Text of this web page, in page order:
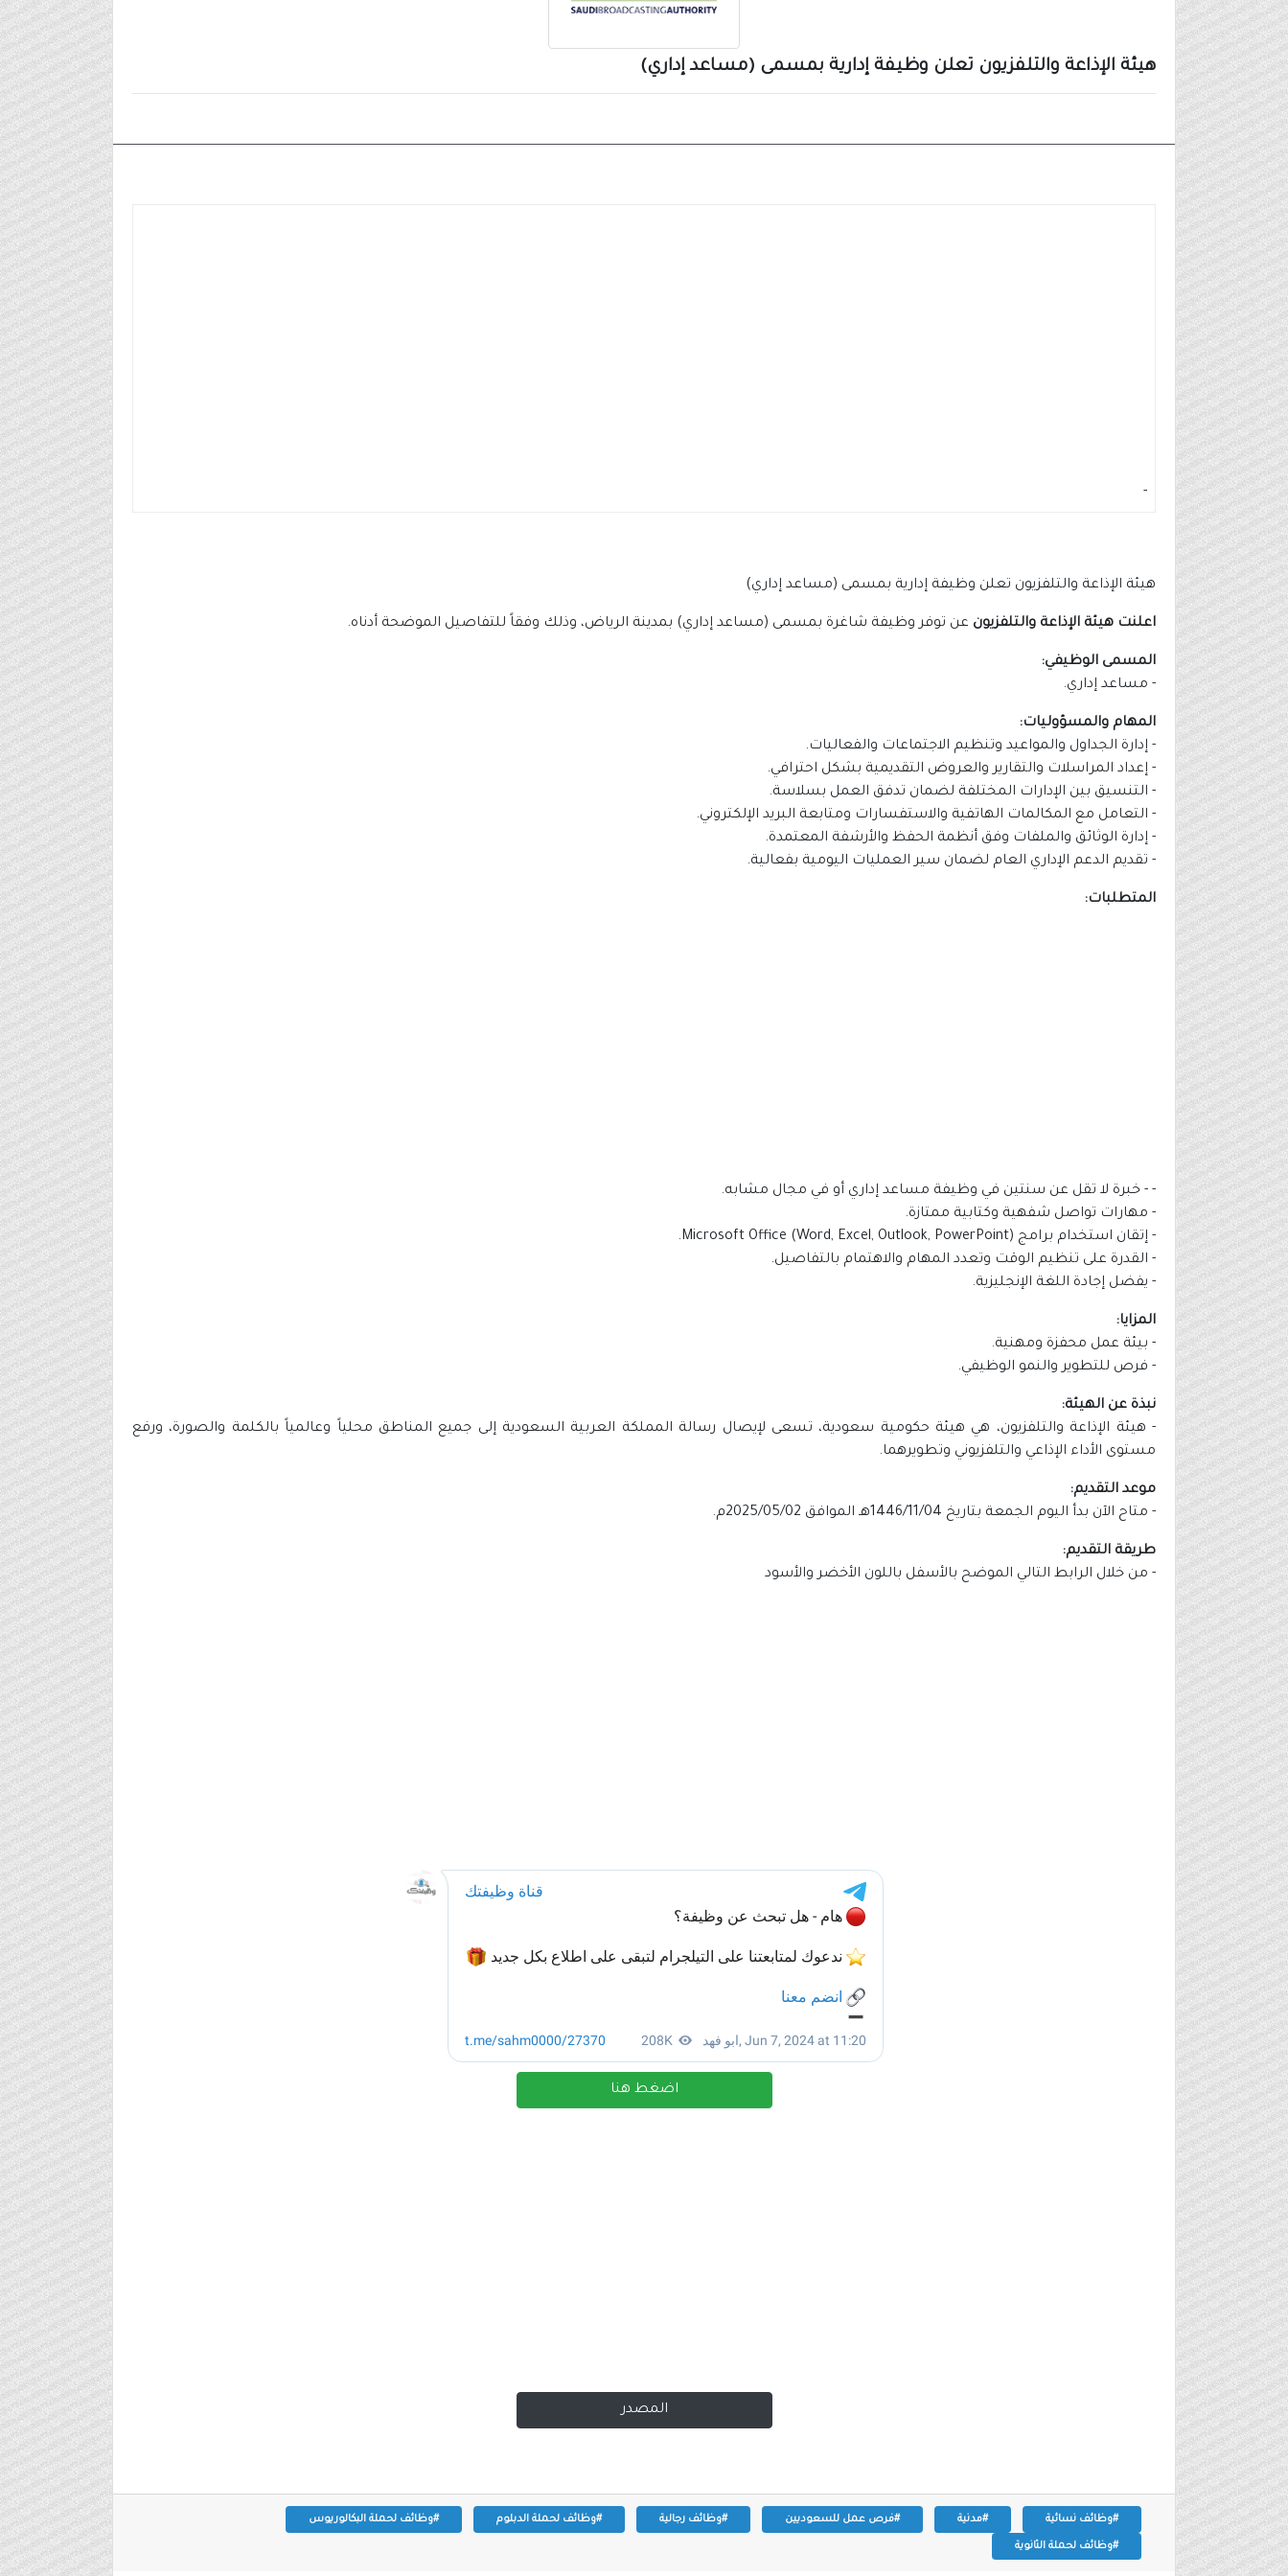
هيئة الإذاعة والتلفزيون تعلن وظيفة إدارية بمسمى (مساعد إداري)
-
هيئة الإذاعة والتلفزيون تعلن وظيفة إدارية بمسمى (مساعد إداري)
اعلنت هيئة الإذاعة والتلفزيون عن توفر وظيفة شاغرة بمسمى (مساعد إداري) بمدينة الرياض، وذلك وفقاً للتفاصيل الموضحة أدناه.
المسمى الوظيفي:
- مساعد إداري.
المهام والمسؤوليات:
- إدارة الجداول والمواعيد وتنظيم الاجتماعات والفعاليات.
- إعداد المراسلات والتقارير والعروض التقديمية بشكل احترافي.
- التنسيق بين الإدارات المختلفة لضمان تدفق العمل بسلاسة.
- التعامل مع المكالمات الهاتفية والاستفسارات ومتابعة البريد الإلكتروني.
- إدارة الوثائق والملفات وفق أنظمة الحفظ والأرشفة المعتمدة.
- تقديم الدعم الإداري العام لضمان سير العمليات اليومية بفعالية.
المتطلبات:
- - خبرة لا تقل عن سنتين في وظيفة مساعد إداري أو في مجال مشابه.
- مهارات تواصل شفهية وكتابية ممتازة.
- إتقان استخدام برامج Microsoft Office (Word, Excel, Outlook, PowerPoint).
- القدرة على تنظيم الوقت وتعدد المهام والاهتمام بالتفاصيل.
- يفضل إجادة اللغة الإنجليزية.
المزايا:
- بيئة عمل محفزة ومهنية.
- فرص للتطوير والنمو الوظيفي.
نبذة عن الهيئة:
- هيئة الإذاعة والتلفزيون، هي هيئة حكومية سعودية، تسعى لإيصال رسالة المملكة العربية السعودية إلى جميع المناطق محلياً وعالمياً بالكلمة والصورة، ورفع
مستوى الأداء الإذاعي والتلفزيوني وتطويرهما.
موعد التقديم:
- متاح الآن بدأ اليوم الجمعة بتاريخ 1446/11/04هـ الموافق 2025/05/02م.
طريقة التقديم:
- من خلال الرابط التالي الموضح بالأسفل باللون الأخضر والأسود
اضغط هنا
المصدر
#وظائف نسائية #مدنية #فرص عمل للسعوديين #وظائف رجالية #وظائف لحملة الدبلوم #وظائف لحملة البكالوريوس
#وظائف لحملة الثانوية